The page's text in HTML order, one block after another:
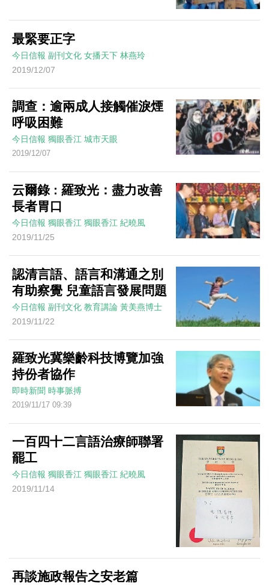
最緊要正字
今日信報 副刊文化 女播天下 林燕玲
2019/12/07
調查：逾兩成人接觸催淚煙
呼吸困難
今日信報 獨眼香江 城市天眼
2019/12/07
云爾錄 : 羅致光：盡力改善
長者胃口
今日信報 獨眼香江 獨眼香江 紀曉風
2019/11/25
認清言語、語言和溝通之別
有助察覺 兒童語言發展問題
今日信報 副刊文化 教育講論 黃美燕博士
2019/11/22
羅致光冀樂齡科技博覽加強
持份者協作
即時新聞 時事脈搏
2019/11/17 09:39
一百四十二言語治療師聯署
罷工
今日信報 獨眼香江 獨眼香江 紀曉風
2019/11/14
再談施政報告之安老篇